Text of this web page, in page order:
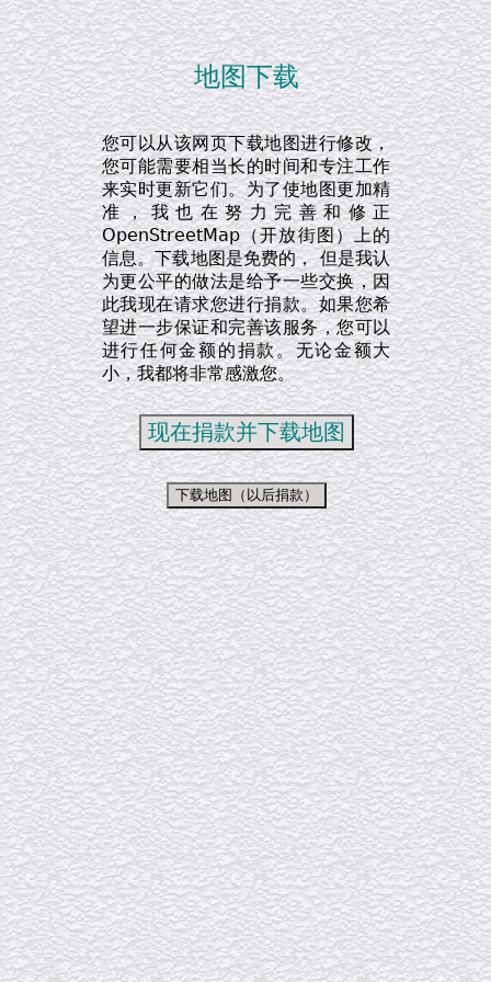
地图下载
您可以从该网页下载地图进行修改，
您可能需要相当长的时间和专注工作
来实时更新它们。为了使地图更加精
准，我也在努力完善和修正
OpenStreetMap（开放街图）上的
信息。下载地图是免费的， 但是我认
为更公平的做法是给予一些交换，因
此我现在请求您进行捐款。如果您希
望进一步保证和完善该服务，您可以
进行任何金额的捐款。无论金额大
小，我都将非常感激您。